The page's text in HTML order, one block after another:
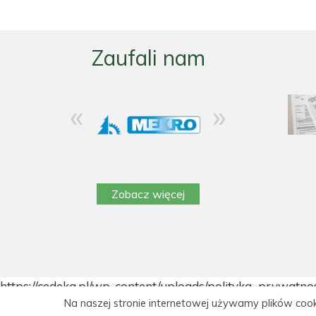
Zaufali nam
« »
Zobacz więcej
https://cedeka.pl/wp-content/uploads/
Na naszej stronie internetowej używamy plików